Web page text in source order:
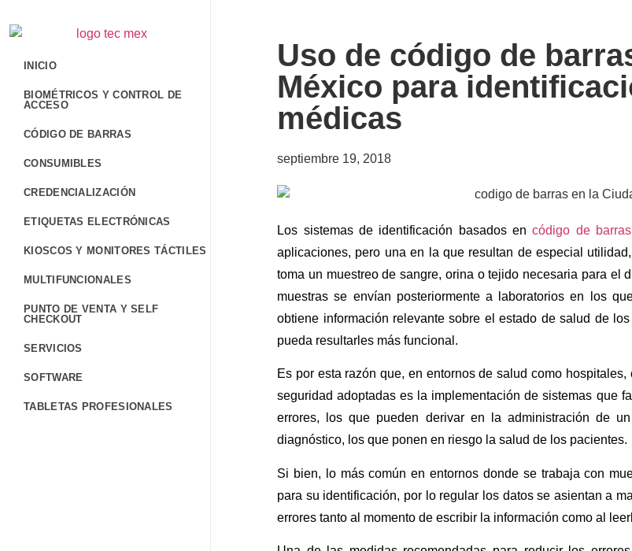
INICIO
BIOMÉTRICOS Y CONTROL DE
ACCESO
CÓDIGO DE BARRAS
CONSUMIBLES
CREDENCIALIZACIÓN
ETIQUETAS ELECTRÓNICAS
KIOSCOS Y MONITORES TÁCTILES
MULTIFUNCIONALES
PUNTO DE VENTA Y SELF
CHECKOUT
SERVICIOS
SOFTWARE
TABLETAS PROFESIONALES
Uso de código de
México para
médicas
septiembre 19, 2018
Los sistemas de identificación basados encódigo de
aplicaciones, pero una en la que resultan de especial
toma un muestreo de sangre, orina o tejido necesaria para el
muestras se envían posteriormente a laboratorios en los
obtiene información relevante sobre el estado de salud de
pueda resultarles más funcional.
Es por esta razón que, en entornos de salud como
seguridad adoptadas es la implementación de sistemas que
errores, los que pueden derivar en la administración de
diagnóstico, los que ponen en riesgo la salud de los pacientes.
Si bien, lo más común en entornos donde se trabaja con
para su identificación, por lo regular los datos se asientan a
errores tanto al momento de escribir la información como al